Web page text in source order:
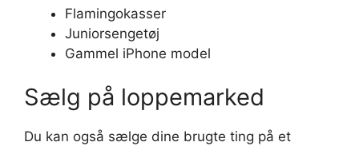
Flamingokasser
Juniorsengetøj
Gammel iPhone model
Sælg på loppemarked
Du kan også sælge dine brugte ting på et